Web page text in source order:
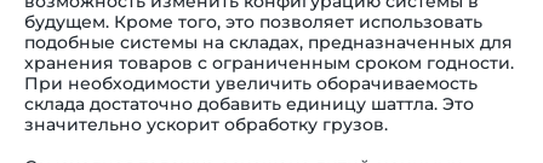
будущем. Кроме того, это позволяет использовать
подобные системы на складах, предназначенных для
хранения товаров с ограниченным сроком годности.
При необходимости увеличить оборачиваемость
склада достаточно добавить единицу шаттла. Это
значительно ускорит обработку грузов.